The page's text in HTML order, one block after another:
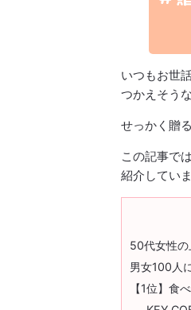
いつもお世
つかえそう
せっかく贈
この記事では
紹介していま
50代女性
男女100人
【1位】食